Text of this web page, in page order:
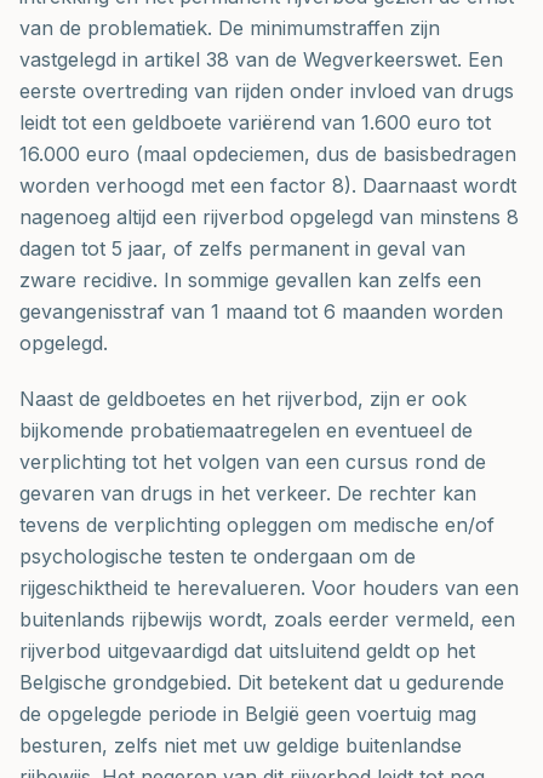
van de problematiek. De minimumstraffen zijn
vastgelegd in artikel 38 van de Wegverkeerswet. Een
eerste overtreding van rijden onder invloed van drugs
leidt tot een geldboete variërend van 1.600 euro tot
16.000 euro (maal opdeciemen, dus de basisbedragen
worden verhoogd met een factor 8). Daarnaast wordt
nagenoeg altijd een rijverbod opgelegd van minstens 8
dagen tot 5 jaar, of zelfs permanent in geval van
zware recidive. In sommige gevallen kan zelfs een
gevangenisstraf van 1 maand tot 6 maanden worden
opgelegd.
Naast de geldboetes en het rijverbod, zijn er ook
bijkomende probatiemaatregelen en eventueel de
verplichting tot het volgen van een cursus rond de
gevaren van drugs in het verkeer. De rechter kan
tevens de verplichting opleggen om medische en/of
psychologische testen te ondergaan om de
rijgeschiktheid te herevalueren. Voor houders van een
buitenlands rijbewijs wordt, zoals eerder vermeld, een
rijverbod uitgevaardigd dat uitsluitend geldt op het
Belgische grondgebied. Dit betekent dat u gedurende
de opgelegde periode in België geen voertuig mag
besturen, zelfs niet met uw geldige buitenlandse